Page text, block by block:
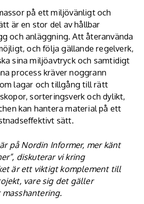
på ett miljövänligt och
är en stor del av hållbar
och anläggning. Att återanvända
och följa gällande regelverk,
sina miljöavtryck och samtidigt
process kräver noggrann
lagar och tillgång till rätt
sorteringsverk och dylikt,
kan hantera material på ett
sätt.
på Nordin Informer, mer känt
diskuterar vi kring
är ett viktigt komplement till
vare sig det gäller